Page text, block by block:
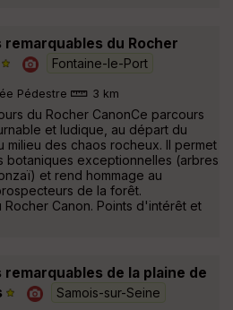
remarquables du Rocher
Fontaine-le-Port
Pédestre 3 km
du Rocher CanonCe parcours
et ludique, au départ du
milieu des chaos rocheux. Il permet
botaniques exceptionnelles (arbres
et rend hommage au
de la forêt.
Canon. Points d'intérêt et
remarquables de la plaine de
Samois-sur-Seine